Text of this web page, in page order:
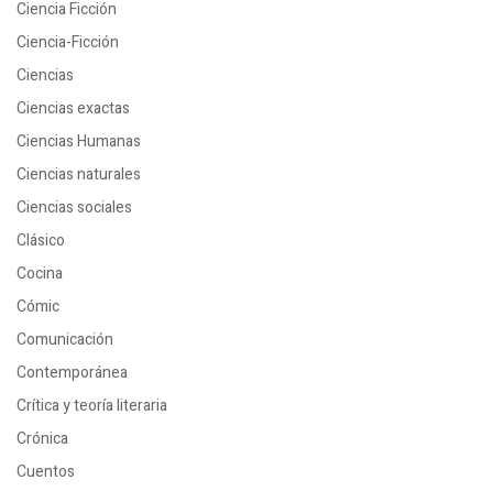
Ciencia Ficción
Ciencia-Ficción
Ciencias
Ciencias exactas
Ciencias Humanas
Ciencias naturales
Ciencias sociales
Clásico
Cocina
Cómic
Comunicación
Contemporánea
Crítica y teoría literaria
Crónica
Cuentos